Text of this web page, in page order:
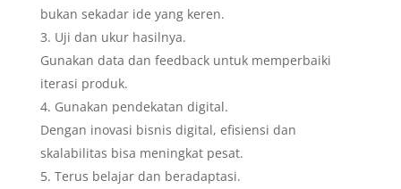
bukan sekadar ide yang keren.
Uji dan ukur hasilnya.
Gunakan data dan feedback untuk memperbaiki
iterasi produk.
Gunakan pendekatan digital.
Dengan inovasi bisnis digital, efisiensi dan
skalabilitas bisa meningkat pesat.
Terus belajar dan beradaptasi.